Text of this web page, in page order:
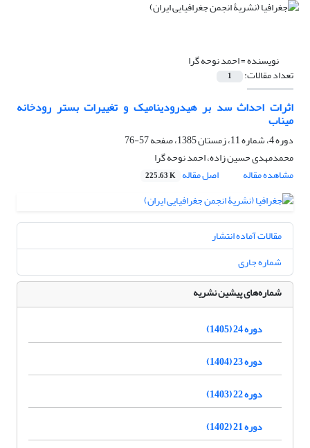
نویسنده =احمد نوحه گرا
تعداد مقالات: 1
اثرات احداث سد بر هیدرودینامیک و تغییرات بستر رودخانه
میناب
دوره 4، شماره 11، زمستان 1385، صفحه
57-76
محمدمهدی حسین زاده، احمد نوحه گرا
مشاهده مقاله
اصل مقاله 225.63 K
مقالات آماده انتشار
شماره جاری
شماره‌های پیشین نشریه
دوره 24 (1405)
دوره 23 (1404)
دوره 22 (1403)
دوره 21 (1402)